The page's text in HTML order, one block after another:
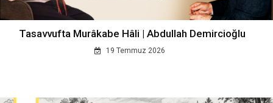
Tasavvufta Murâkabe Hâli | Abdullah Demircioğlu
19 Temmuz 2026